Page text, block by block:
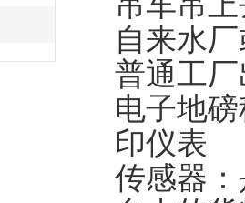
自来水
普通工
电子地
印仪表
传感器